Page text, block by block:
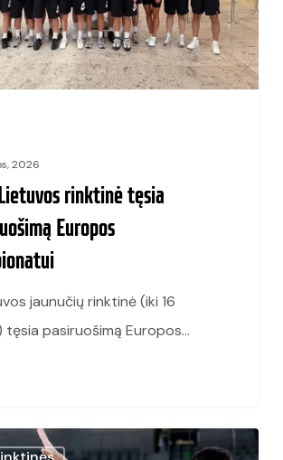
2026
rinktinė tęsia
Europos
jaunučių rinktinė (iki 16
tęsia pasiruošimą Europos…